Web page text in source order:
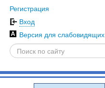
Регистрация
Вход
Версия для слабовидящих